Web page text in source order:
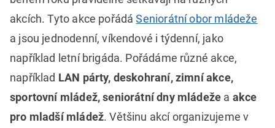
akcích. Tyto akce pořádáSeniorátní obor mládeže
a jsou jednodenní, víkendové i týdenní, jako
například letní brigáda. Pořádáme různé akce,
například LAN párty, deskohraní, zimní akce,
sportovní mládež, seniorátní dny mládeže a akce
pro mladší mládež. Většinu akcí organizujeme v